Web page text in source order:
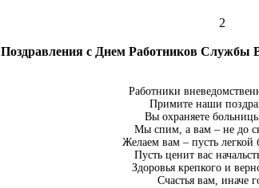
2
Поздравления с Днем Работников
Работники
Примите наши
Вы охраняете
Мы спим, а вам – не до
Желаем вам – пусть легкой
Пусть ценит вас
Здоровья крепкого и
Счастья вам, иначе